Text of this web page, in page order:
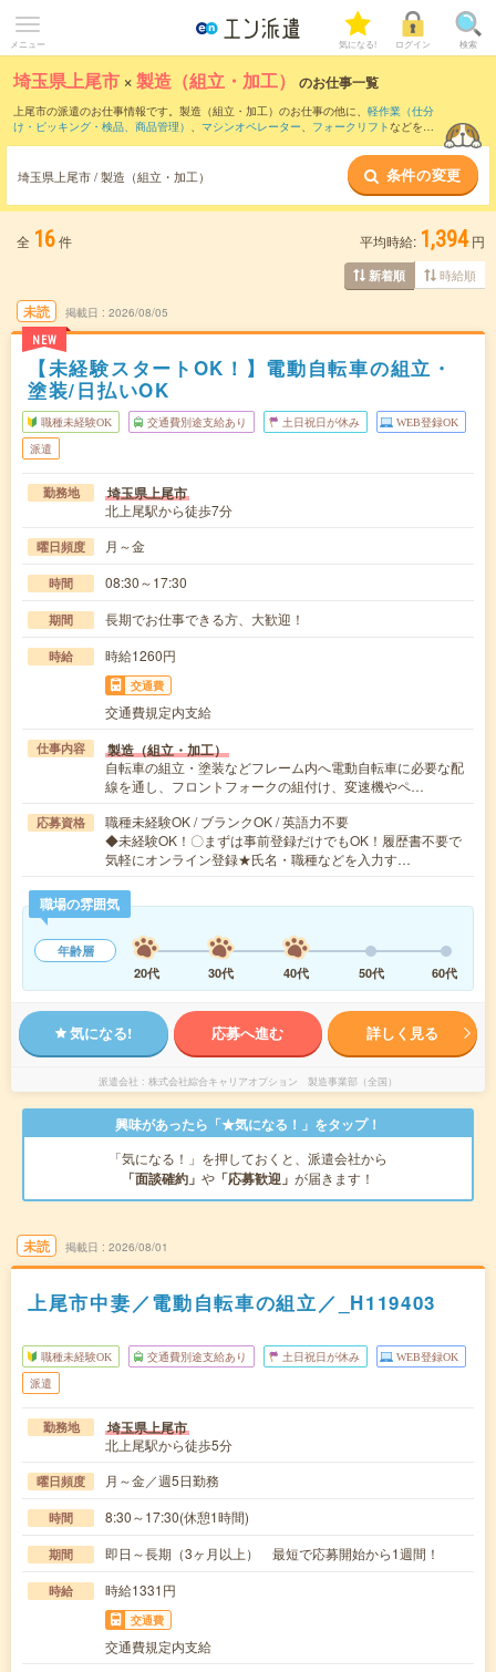
メニュー 気になる! ログイン 検索
埼玉県上尾市 ×製造（組立・加工） のお仕事一覧
上尾市の派遣のお仕事情報です。製造（組立・加工）のお仕事の他に、 軽作業（仕分
け・ピッキング・検品、商品管理） 、 マシンオペレーター、 フォークリフトなどを取
製造（組立・加工）のお仕事とは？とは？
埼玉県上尾市 / 製造（組立・加工） 条件の変更
全 16件 平均時給: 1,394 円
新着順 時給順
未読
NEW
掲載日 2026/08/05
【未経験スタートOK！】電動自転車の組立・
塗装/日払いOK
職種未経験OK 交通費別途支給あり 土日祝日が休み WEB登録OK
派遣
勤務地 埼玉県上尾市
北上尾駅から徒歩7分
曜日頻度 月～金
時間 08:30～17:30
期間 長期でお仕事できる方、大歓迎！
時給 時給1260円
交通費
交通費規定内支給
仕事内容 製造（組立・加工）
自転車の組立・塗装などフレーム内へ電動自転車に必要な配
線を通し、フロントフォークの組付け、変速機やペ…
応募資格
職種未経験OK / ブランクOK / 英語力不要
◆未経験OK！〇まずは事前登録だけでもOK！履歴書不要で
気軽にオンライン登録★氏名・職種などを入力す…
職場の雰囲気
年齢層
20代
30代 40代 50代 60代
気になる! 応募へ進む 詳しく見る
派遣会社 株式会社綜合キャリアオプション 製造事業部（全国）
興味があったら「★気になる！」をタップ！
「気になる！」を押しておくと、派遣会社から
「面談確約」 や 「応募歓迎」 が届きます！
未読 掲載日 2026/08/01
上尾市中妻／電動自転車の組立／_H119403
職種未経験OK 交通費別途支給あり 土日祝日が休み WEB登録OK
派遣
勤務地 埼玉県上尾市
北上尾駅から徒歩5分
曜日頻度 月～金／週5日勤務
時間 8:30～17:30(休憩1時間)
期間 即日～長期（3ヶ月以上） 最短で応募開始から1週間！
時給 時給1331円
交通費
交通費規定内支給